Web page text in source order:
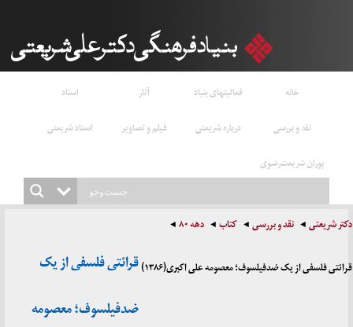
خانه فعالیتهای بنیاد آثار
اسناد
نقد و بررسی
درباره شریعتی فیلم و تصاویر
استاد شریعتی
پوران شریعت‌رضوی
دکتر شریعتی نقد و بررسی کتاب دهه ۸۰
قرائتی فلسفی از یک ضدفیلسوف؛ معصومه علی اکبری(۱۳۸۶)
قرائتی فلسفی از یک
ضدفیلسوف؛ معصومه